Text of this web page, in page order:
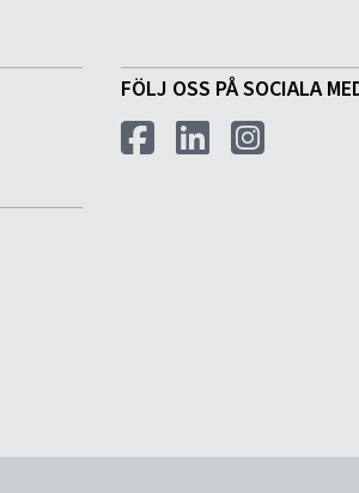
FÖLJ OSS PÅ SOCIALA